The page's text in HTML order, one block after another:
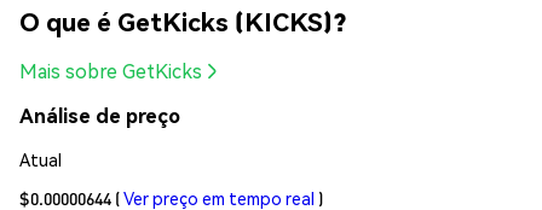
O que é GetKicks (KICKS)?
Mais sobre GetKicks
Análise de preço
Atual
$0.00000644 (Ver preço em tempo real )